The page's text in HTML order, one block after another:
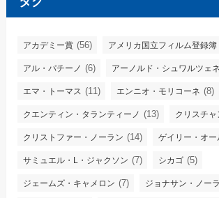
アカデミー賞 (56) アメリカ国立フィルム登録簿
アル・パチーノ (6) アーノルド・シュワルツェ
エマ・トーマス (11) エンニオ・モリコーネ (8)
クエンティン・タランティーノ (13) クリスチ
クリストファー・ノーラン (14) ゲイリー・オー
サミュエル・L・ジャクソン (7) シカゴ (5)
ジェームズ・キャメロン (7) ジョナサン・ノー